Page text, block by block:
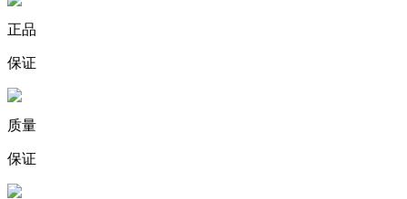
正品
保证
质量
保证